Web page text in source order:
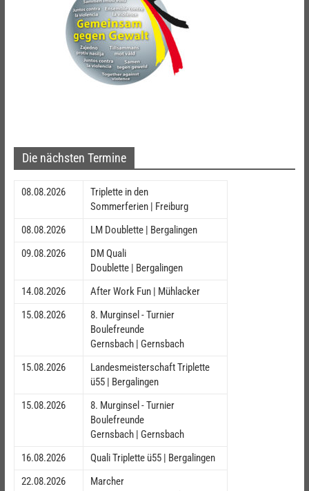
Die nächsten Termine
08.08.2026
Triplette in den
Sommerferien | Freiburg
08.08.2026
LM Doublette | Bergalingen
09.08.2026
DM Quali
Doublette | Bergalingen
14.08.2026
After Work Fun | Mühlacker
15.08.2026
8. Murginsel - Turnier
Boulefreunde
Gernsbach | Gernsbach
15.08.2026
Landesmeisterschaft Triplette
ü55 | Bergalingen
15.08.2026
8. Murginsel - Turnier
Boulefreunde
Gernsbach | Gernsbach
16.08.2026
Quali Triplette ü55 | Bergalingen
22.08.2026
Marcher